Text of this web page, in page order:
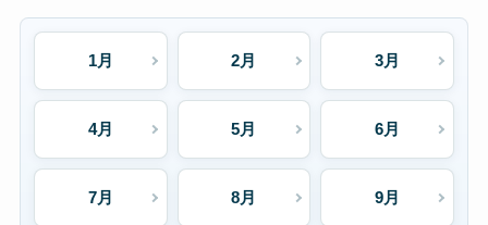
1月 2月 3月
4月 5月 6月
7月 8月 9月